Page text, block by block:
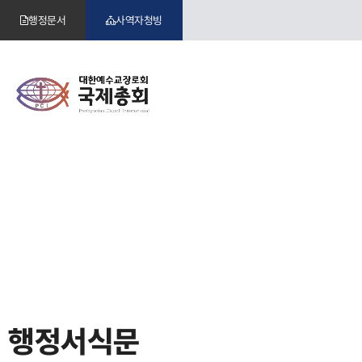
행정문서 사역자청빙
행정서식문